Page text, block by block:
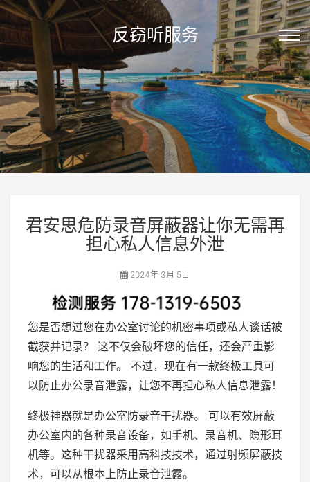
反窃听服务
君安思危防录音屏蔽器让你无需再
担心私人信息外泄
2024年 3月 5日
您是否想过您在办公室讨论的机密事项或私人谈话被
截获并记录？ 这不仅会破坏您的信任，还会严重影
响您的生活和工作。 不过，现在有一款终极工具可
以防止办公录音泄露，让您不再担心私人信息泄露！
终极神器就是办公室防录音干扰器。 可以有效屏蔽
办公室内的各种录音设备，如手机、录音机、隐形耳
机等。这种干扰器采用高科技技术，通过射频屏蔽技
术，可以从根本上防止录音泄露。